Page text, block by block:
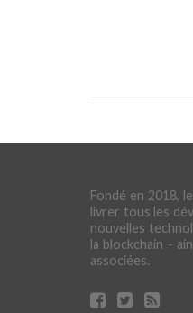
Fondé en 2018, le
livrer tous les
nouvelles
la blockchain -
associées.